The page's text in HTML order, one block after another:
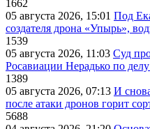
1662
05 августа 2026, 15:01 Под
создателя дрона «Упырь»,
1539
05 августа 2026, 11:03 Суд
Росавиации Нерадько по
1389
05 августа 2026, 07:13 И
после атаки дронов горит
5688